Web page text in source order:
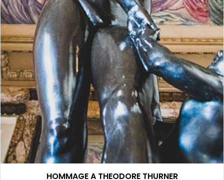
HOMMAGE A THEODORE THURNER